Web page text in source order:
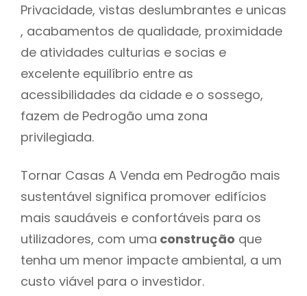
Privacidade, vistas deslumbrantes e unicas
, acabamentos de qualidade, proximidade
de atividades culturias e socias e
excelente equilíbrio entre as
acessibilidades da cidade e o sossego,
fazem de Pedrogão uma zona
privilegiada.
Tornar Casas A Venda em Pedrogão mais
sustentável significa promover edifícios
mais saudáveis e confortáveis para os
utilizadores, com uma construção que
tenha um menor impacte ambiental, a um
custo viável para o investidor.